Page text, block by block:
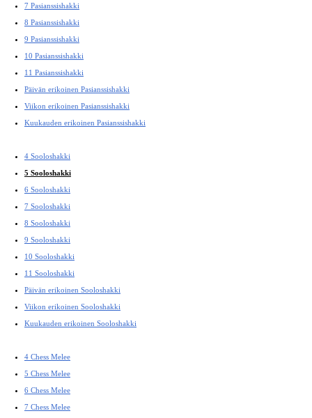
7 Pasianssishakki
8 Pasianssishakki
9 Pasianssishakki
10 Pasianssishakki
11 Pasianssishakki
Päivän erikoinen Pasianssishakki
Viikon erikoinen Pasianssishakki
Kuukauden erikoinen Pasianssishakki
4 Sooloshakki
5 Sooloshakki
6 Sooloshakki
7 Sooloshakki
8 Sooloshakki
9 Sooloshakki
10 Sooloshakki
11 Sooloshakki
Päivän erikoinen Sooloshakki
Viikon erikoinen Sooloshakki
Kuukauden erikoinen Sooloshakki
4 Chess Melee
5 Chess Melee
6 Chess Melee
7 Chess Melee